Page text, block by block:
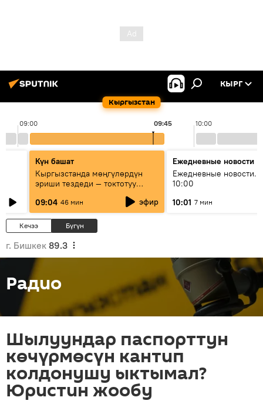
Кыргызстан
КЫРГ
09:00 10:00
09:45
Күн башат
Кыргызстанда мөңгүлөрдүн
эриши тездеди — токтотуу
09:04 46 мин эфир
Ежедневные новости
Ежедневные новости.
10:00
10:01 7 мин
Кечээ Бүгүн
г. Бишкек 89.3
Радио
Шылуундар паспорттун
көчүрмөсүн кантип
колдонушу ыктымал?
Юристин жообу